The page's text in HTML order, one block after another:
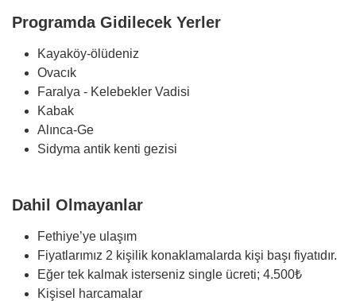
Programda Gidilecek Yerler
Kayaköy-ölüdeniz
Ovacık
Faralya - Kelebekler Vadisi
Kabak
Alınca-Ge
Sidyma antik kenti gezisi
Dahil Olmayanlar
Fethiye’ye ulaşım
Fiyatlarımız 2 kişilik konaklamalarda kişi başı fiyatıdır.
Eğer tek kalmak isterseniz single ücreti; 4.500₺
Kişisel harcamalar